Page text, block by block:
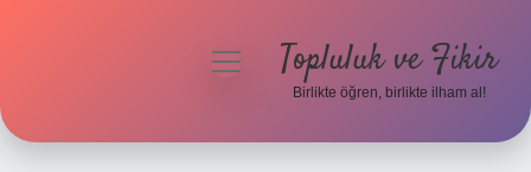
menüyüTopluluk ve Fikir
Birlikte öğren, birlikte ilham al!